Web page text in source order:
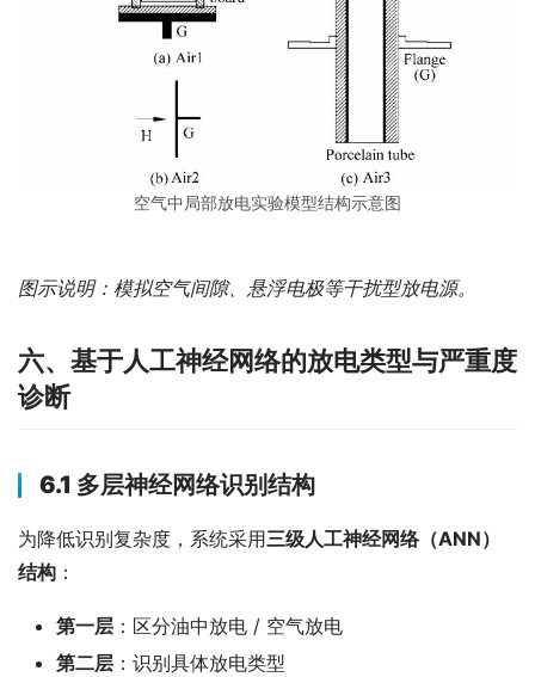
空气中局部放电实验模型结构示意图
图示说明：模拟空气间隙、悬浮电极等干扰型放电源。
六、基于人工神经网络的放电类型与严重度
诊断
6.1 多层神经网络识别结构
为降低识别复杂度，系统采用三级人工神经网络（ANN）
结构 ：
第一层 ：区分油中放电 / 空气放电
第二层 ：识别具体放电类型